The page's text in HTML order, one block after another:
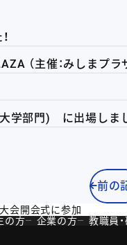
（主催：みしまプラ
学部門) に出場しま
前の
会開会式に参加
の方 企業の方 教職員